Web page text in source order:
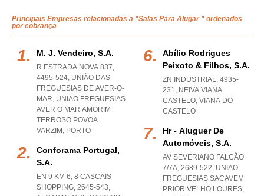
Principais Empresas relacionadas a "Salas Para Alugar " ordenados
por cobrança
M. J. Vendeiro, S.a.
R ESTRADA NOVA 837,
4495-524, UNIÃO DAS
FREGUESIAS DE AVER-O-
MAR, UNIAO FREGUESIAS
AVER O MAR AMORIM
TERROSO POVOA
VARZIM , PORTO
Conforama Portugal,
S.a.
EN 9 KM 6, 8 CASCAIS
SHOPPING, 2645-543,
Abílio Rodrigues
Peixoto & Filhos, S.a.
ZN INDUSTRIAL, 4935-
231, NEIVA VIANA
CASTELO, VIANA DO
CASTELO
Hr - Aluguer De
Automóveis, S.a.
AV SEVERIANO FALCÃO
7/7A, 2689-522, UNIAO
FREGUESIAS SACAVEM
PRIOR VELHO LOURES,